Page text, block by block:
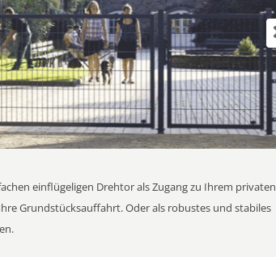
einflügeligen Drehtor als Zugang zu Ihrem privaten
Grundstücksauffahrt. Oder als robustes und stabiles